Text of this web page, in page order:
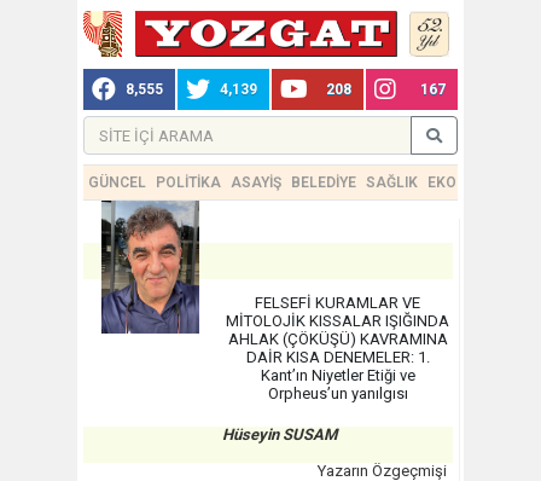
8,555 4,139 208 167
GÜNCEL POLİTİKA ASAYİŞ BELEDİYE SAĞLIK EKONOMİ
FELSEFİ KURAMLAR VE
MİTOLOJİK KISSALAR IŞIĞINDA
AHLAK (ÇÖKÜŞÜ) KAVRAMINA
DAİR KISA DENEMELER: 1.
Kant’ın Niyetler Etiği ve
Orpheus’un yanılgısı
Hüseyin SUSAM
Yazarın Özgeçmişi